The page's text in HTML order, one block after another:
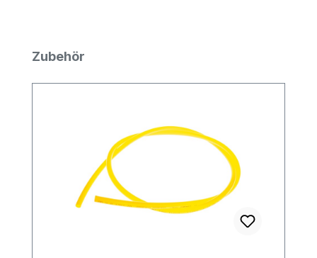
Produktgalerie überspringen
Zubehör